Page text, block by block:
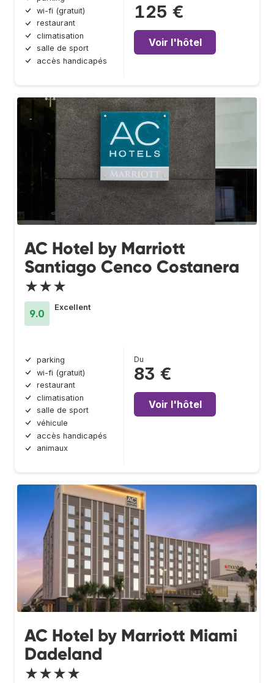
wi-fi (gratuit)
restaurant
climatisation
salle de sport
accès handicapés
125 €
Voir l'hôtel
AC Hotel by Marriott
Santiago Cenco Costanera
★★★
9.0
Excellent
parking
wi-fi (gratuit)
restaurant
climatisation
salle de sport
véhicule
accès handicapés
animaux
Du
83 €
Voir l'hôtel
AC Hotel by Marriott Miami
Dadeland
★★★★